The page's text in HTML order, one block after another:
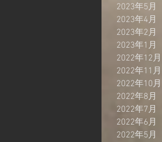
2023年5月
2023年4月
2023年2月
2023年1月
2022年12月
2022年11月
2022年10月
2022年8月
2022年7月
2022年6月
2022年5月